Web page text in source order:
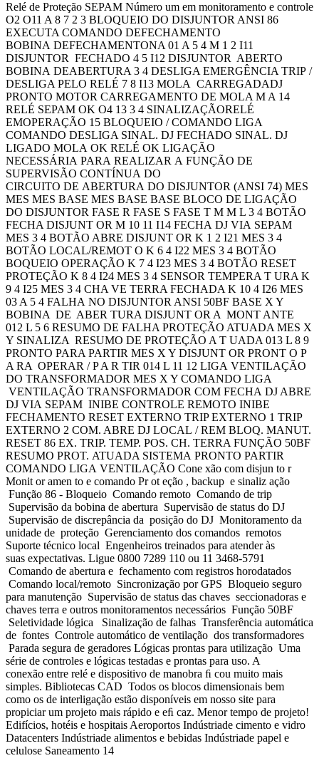
Relé de Proteção SEPAM Número um em monitoramento e controle
O2 O11 A 8 7 2 3 BLOQUEIO DO DISJUNTOR ANSI 86
EXECUTA COMANDO DEFECHAMENTO
BOBINA DEFECHAMENTONA 01 A 5 4 M 1 2 I11
DISJUNTOR FECHADO 4 5 I12 DISJUNTOR ABERTO
BOBINA DEABERTURA 3 4 DESLIGA EMERGÊNCIA TRIP /
DESLIGA PELO RELÉ 7 8 I13 MOLA CARREGADADJ
PRONTO MOTOR CARREGAMENTO DE MOLA M A 14
RELÉ SEPAM OK O4 13 3 4 SINALIZAÇÃORELÉ
EMOPERAÇÃO 15 BLOQUEIO / COMANDO LIGA
COMANDO DESLIGA SINAL. DJ FECHADO SINAL. DJ
LIGADO MOLA OK RELÉ OK LIGAÇÃO
NECESSÁRIA PARA REALIZAR A FUNÇÃO DE
SUPERVISÃO CONTÍNUA DO
CIRCUITO DE ABERTURA DO DISJUNTOR (ANSI 74) MES
MES MES BASE MES BASE BASE BLOCO DE LIGAÇÃO
DO DISJUNTOR FASE R FASE S FASE T M M L 3 4 BOTÃO
FECHA DISJUNT OR M 10 11 I14 FECHA DJ VIA SEPAM
MES 3 4 BOTÃO ABRE DISJUNT OR K 1 2 I21 MES 3 4
BOTÃO LOCAL/REMOT O K 6 4 I22 MES 3 4 BOTÃO
BOQUEIO OPERAÇÃO K 7 4 I23 MES 3 4 BOTÃO RESET
PROTEÇÃO K 8 4 I24 MES 3 4 SENSOR TEMPERA T URA K
9 4 I25 MES 3 4 CHA VE TERRA FECHADA K 10 4 I26 MES
03 A 5 4 FALHA NO DISJUNTOR ANSI 50BF BASE X Y
BOBINA DE ABER TURA DISJUNT OR A MONT ANTE
012 L 5 6 RESUMO DE FALHA PROTEÇÃO ATUADA MES X
Y SINALIZA RESUMO DE PROTEÇÃO A T UADA 013 L 8 9
PRONTO PARA PARTIR MES X Y DISJUNT OR PRONT O P
A RA OPERAR / P A R TIR 014 L 11 12 LIGA VENTILAÇÃO
DO TRANSFORMADOR MES X Y COMANDO LIGA
VENTILAÇÃO TRANSFORMADOR COM FECHA DJ ABRE
DJ VIA SEPAM INIBE CONTROLE REMOTO INIBE
FECHAMENTO RESET EXTERNO TRIP EXTERNO 1 TRIP
EXTERNO 2 COM. ABRE DJ LOCAL / REM BLOQ. MANUT.
RESET 86 EX. TRIP. TEMP. POS. CH. TERRA FUNÇÃO 50BF
RESUMO PROT. ATUADA SISTEMA PRONTO PARTIR
COMANDO LIGA VENTILAÇÃO Cone xão com disjun to r
Monit or amen to e comando Pr ot eção , backup e sinaliz ação
Função 86 - Bloqueio Comando remoto Comando de trip
Supervisão da bobina de abertura Supervisão de status do DJ
Supervisão de discrepância da posição do DJ Monitoramento da
unidade de proteção Gerenciamento dos comandos remotos
Suporte técnico local Engenheiros treinados para atender às
suas expectativas. Ligue 0800 7289 110 ou 11 3468-5791
Comando de abertura e fechamento com registros horodatados
Comando local/remoto Sincronização por GPS Bloqueio seguro
para manutenção Supervisão de status das chaves seccionadoras e
chaves terra e outros monitoramentos necessários Função 50BF
Seletividade lógica Sinalização de falhas Transferência automática
de fontes Controle automático de ventilação dos transformadores
Parada segura de geradores Lógicas prontas para utilização Uma
série de controles e lógicas testadas e prontas para uso. A
conexão entre relé e dispositivo de manobra ﬁ cou muito mais
simples. Bibliotecas CAD Todos os blocos dimensionais bem
como os de interligação estão disponíveis em nosso site para
propiciar um projeto mais rápido e eﬁ caz. Menor tempo de projeto!
Edifícios, hotéis e hospitais Aeroportos Indústriade cimento e vidro
Datacenters Indústriade alimentos e bebidas Indústriade papel e
celulose Saneamento 14